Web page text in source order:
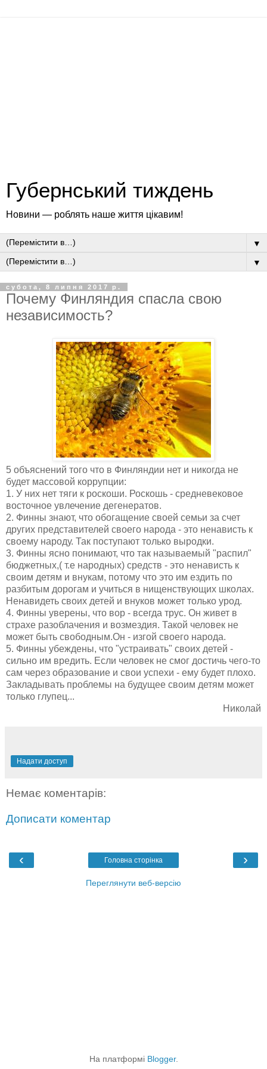
Губернський тиждень
Новини — роблять наше життя цікавим!
▼
▼
субота, 8 липня 2017 р.
Почему Финляндия спасла свою
независимость?
5 объяснений того что в Финляндии нет и никогда не
будет массовой коррупции:
1. У них нет тяги к роскоши. Роскошь - средневековое
восточное увлечение дегенератов.
2. Финны знают, что обогащение своей семьи за счет
других представителей своего народа - это ненависть к
своему народу. Так поступают только выродки.
3. Финны ясно понимают, что так называемый "распил"
бюджетных,( т.е народных) средств - это ненависть к
своим детям и внукам, потому что это им ездить по
разбитым дорогам и учиться в нищенствующих школах.
Ненавидеть своих детей и внуков может только урод.
4. Финны уверены, что вор - всегда трус. Он живет в
страхе разоблачения и возмездия. Такой человек не
может быть свободным.Он - изгой своего народа.
5. Финны убеждены, что "устраивать" своих детей -
сильно им вредить. Если человек не смог достичь чего-то
сам через образование и свои успехи - ему будет плохо.
Закладывать проблемы на будущее своим детям может
только глупец...
Николай
Надати доступ
Немає коментарів:
Дописати коментар
‹ ›
Головна сторінка
Переглянути веб-версію
На платформі Blogger.